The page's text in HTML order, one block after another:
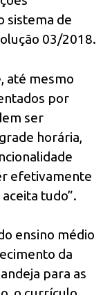
sistema de
03/2018.
até mesmo
por
ser
horária,
efetivamente
tudo”.
ensino médio
da
para as